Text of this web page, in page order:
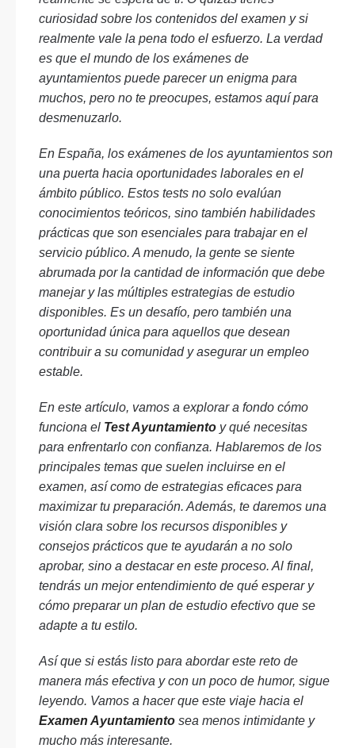
curiosidad sobre los contenidos del examen y si
realmente vale la pena todo el esfuerzo. La verdad
es que el mundo de los exámenes de
ayuntamientos puede parecer un enigma para
muchos, pero no te preocupes, estamos aquí para
desmenuzarlo.
En España, los exámenes de los ayuntamientos son
una puerta hacia oportunidades laborales en el
ámbito público. Estos tests no solo evalúan
conocimientos teóricos, sino también habilidades
prácticas que son esenciales para trabajar en el
servicio público. A menudo, la gente se siente
abrumada por la cantidad de información que debe
manejar y las múltiples estrategias de estudio
disponibles. Es un desafío, pero también una
oportunidad única para aquellos que desean
contribuir a su comunidad y asegurar un empleo
estable.
En este artículo, vamos a explorar a fondo cómo
funciona el Test Ayuntamiento y qué necesitas
para enfrentarlo con confianza. Hablaremos de los
principales temas que suelen incluirse en el
examen, así como de estrategias eficaces para
maximizar tu preparación. Además, te daremos una
visión clara sobre los recursos disponibles y
consejos prácticos que te ayudarán a no solo
aprobar, sino a destacar en este proceso. Al final,
tendrás un mejor entendimiento de qué esperar y
cómo preparar un plan de estudio efectivo que se
adapte a tu estilo.
Así que si estás listo para abordar este reto de
manera más efectiva y con un poco de humor, sigue
leyendo. Vamos a hacer que este viaje hacia el
Examen Ayuntamiento sea menos intimidante y
mucho más interesante.